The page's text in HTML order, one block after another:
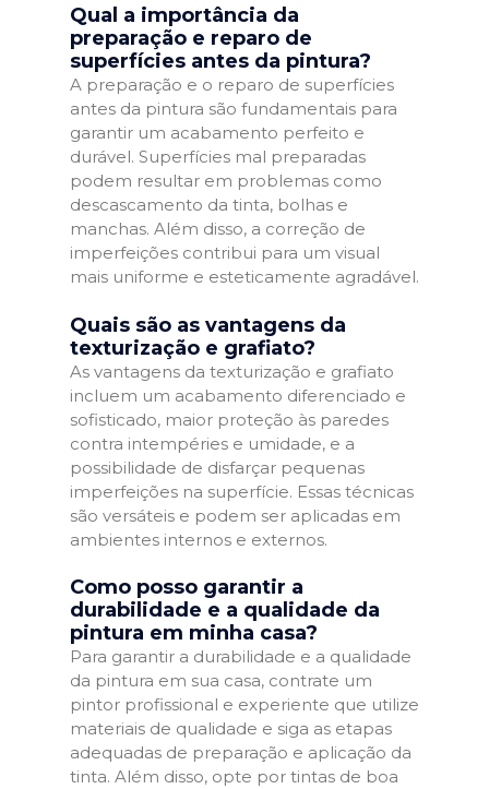
Qual a importância da
preparação e reparo de
superfícies antes da pintura?
A preparação e o reparo de superfícies
antes da pintura são fundamentais para
garantir um acabamento perfeito e
durável. Superfícies mal preparadas
podem resultar em problemas como
descascamento da tinta, bolhas e
manchas. Além disso, a correção de
imperfeições contribui para um visual
mais uniforme e esteticamente agradável.
Quais são as vantagens da
texturização e grafiato?
As vantagens da texturização e grafiato
incluem um acabamento diferenciado e
sofisticado, maior proteção às paredes
contra intempéries e umidade, e a
possibilidade de disfarçar pequenas
imperfeições na superfície. Essas técnicas
são versáteis e podem ser aplicadas em
ambientes internos e externos.
Como posso garantir a
durabilidade e a qualidade da
pintura em minha casa?
Para garantir a durabilidade e a qualidade
da pintura em sua casa, contrate um
pintor profissional e experiente que utilize
materiais de qualidade e siga as etapas
adequadas de preparação e aplicação da
tinta. Além disso, opte por tintas de boa